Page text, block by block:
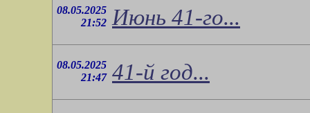
08.05.2025
21:52 Июнь 41-го...
08.05.2025
21:47 41-й год...